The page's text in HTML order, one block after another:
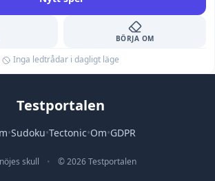
BÖRJA OM
Inga ledtrådar i dagligt läge
Testportalen
•Sudoku•Tectonic•Om•GDPR
skull • © 2026 Testportalen